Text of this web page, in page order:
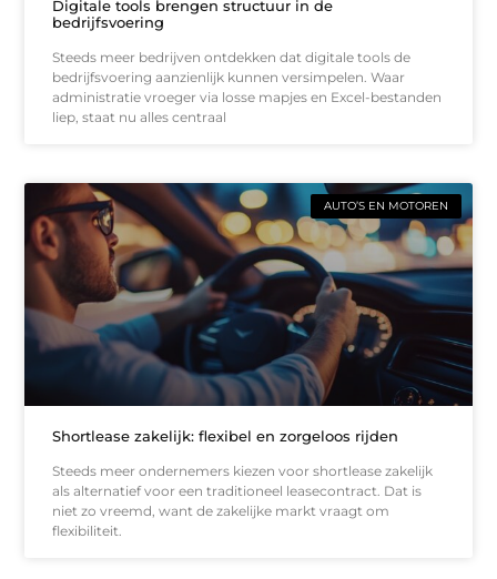
Digitale tools brengen structuur in de
bedrijfsvoering
Steeds meer bedrijven ontdekken dat digitale tools de
bedrijfsvoering aanzienlijk kunnen versimpelen. Waar
administratie vroeger via losse mapjes en Excel-bestanden
liep, staat nu alles centraal
AUTO’S EN MOTOREN
Shortlease zakelijk: flexibel en zorgeloos rijden
Steeds meer ondernemers kiezen voor shortlease zakelijk
als alternatief voor een traditioneel leasecontract. Dat is
niet zo vreemd, want de zakelijke markt vraagt om
flexibiliteit.